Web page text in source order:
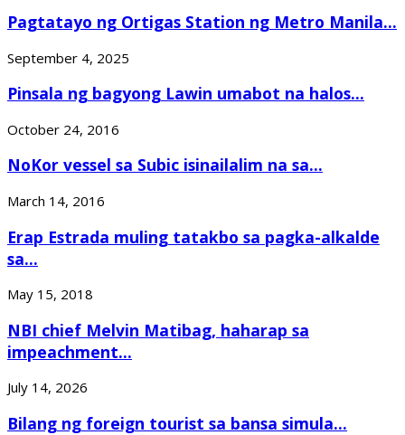
Pagtatayo ng Ortigas Station ng Metro Manila...
September 4, 2025
Pinsala ng bagyong Lawin umabot na halos...
October 24, 2016
NoKor vessel sa Subic isinailalim na sa...
March 14, 2016
Erap Estrada muling tatakbo sa pagka-alkalde
sa...
May 15, 2018
NBI chief Melvin Matibag, haharap sa
impeachment...
July 14, 2026
Bilang ng foreign tourist sa bansa simula...